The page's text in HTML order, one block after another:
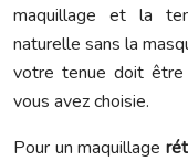
maquillage et la
naturelle sans la
votre tenue doit
vous avez choisie.
Pour un maquillage